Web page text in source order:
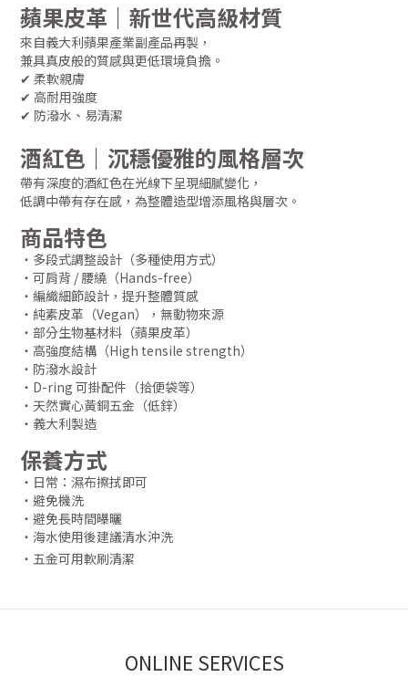
蘋果皮革｜新世代高級材質
來自義大利蘋果產業副產品再製，
兼具真皮般的質感與更低環境負擔。
✔ 柔軟親膚
✔ 高耐用強度
✔ 防潑水、易清潔
酒紅色｜沉穩優雅的風格層次
帶有深度的酒紅色在光線下呈現細膩變化，
低調中帶有存在感，為整體造型增添風格與層次。
商品特色
・多段式調整設計（多種使用方式）
・可肩背 / 腰繞（Hands-free）
・編織細節設計，提升整體質感
・純素皮革（Vegan），無動物來源
・部分生物基材料（蘋果皮革）
・高強度結構（High tensile strength）
・防潑水設計
・D-ring 可掛配件（拾便袋等）
・天然實心黃銅五金（低鋅）
・義大利製造
保養方式
・日常：濕布擦拭即可
・避免機洗
・避免長時間曝曬
・海水使用後建議清水沖洗
・五金可用軟刷清潔
ONLINE SERVICES